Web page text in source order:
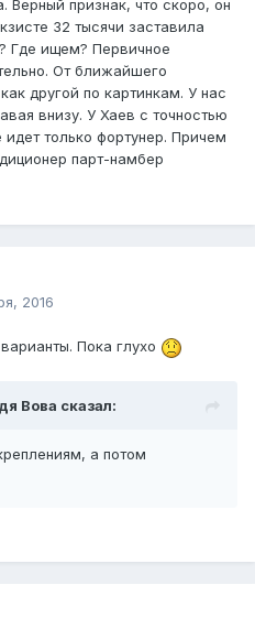
Верный признак, что скоро, он
32 тысячи заставила
Где ищем? Первичное
От ближайшего
другой по картинкам. У нас
внизу. У Хаев с точностью
только фортунер. Причем
парт-намбер
2016
Пока глухо
Вова сказал:
а потом